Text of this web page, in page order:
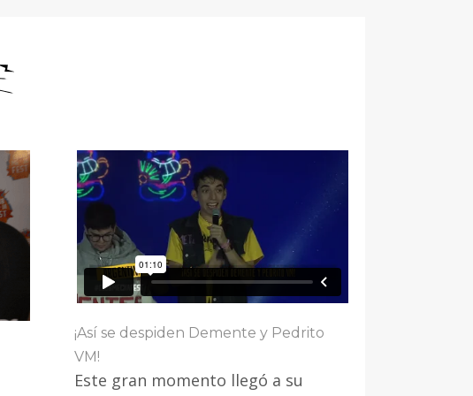
¡Así se despiden Demente y Pedrito
VM!
Este gran momento llegó a su